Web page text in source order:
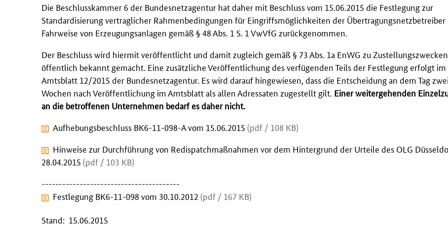
Die Beschlusskammer 6 der Bundesnetzagentur hat daher mit Beschluss vom 15.06.2015 die Festlegung zur
Standardisierung vertraglicher Rahmenbedingungen für Eingriffsmöglichkeiten der Übertragungsnetzbetreiber
Fahrweise von Erzeugungsanlagen gemäß § 48 Abs. 1 S. 1 VwVfG zurückgenommen.
Der Beschluss wird hiermit veröffentlicht und damit zugleich gemäß § 73 Abs. 1a EnWG zu Zustellungszwecken
öffentlich bekannt gemacht. Eine zusätzliche Veröffentlichung des verfügenden Teils der Festlegung erfolgt im
Amtsblatt 12/2015 der Bundesnetzagentur. Es wird darauf hingewiesen, dass die Entscheidung an dem Tag zwei
Wochen nach Veröffentlichung im Amtsblatt als allen Adressaten zugestellt gilt. Einer weitergehenden
an die betroffenen Unternehmen bedarf es daher nicht.
Aufhebungsbeschluss BK6-11-098-A vom 15.06.2015 (pdf / 108 KB)
Hinweise zur Durchführung von Redispatchmaßnahmen vor dem Hintergrund der Urteile des OLG
28.04.2015 (pdf / 103 KB)
----------------------------------------
Festlegung BK6-11-098 vom 30.10.2012 (pdf / 167 KB)
Stand: 15.06.2015